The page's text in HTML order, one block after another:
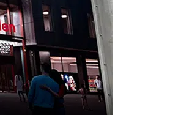
Estonian
Finnish
Danish